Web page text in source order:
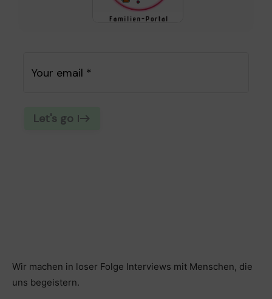
Wir machen in loser Folge Interviews mit Menschen, die
uns begeistern.